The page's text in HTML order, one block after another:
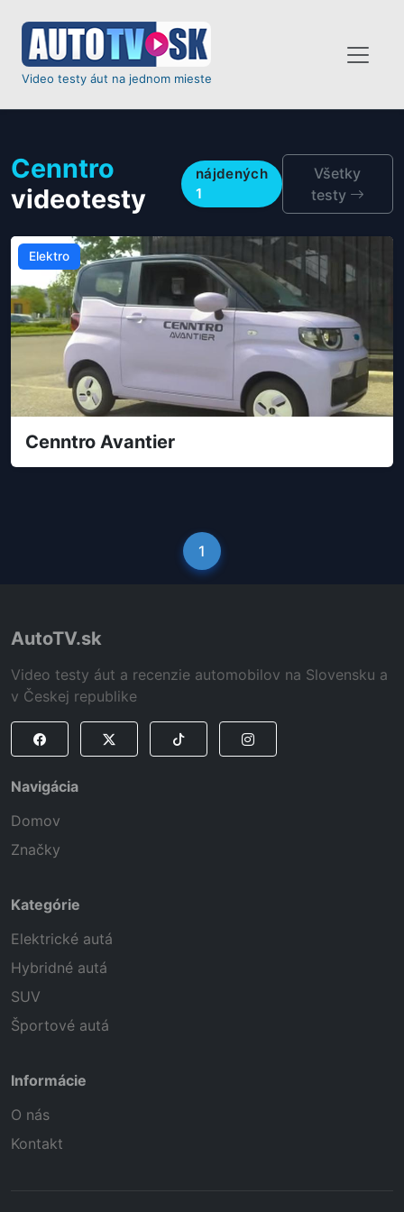
Video testy áut na jednom mieste
Cenntro
videotesty
nájdených
1
Všetky
testy
Elektro
Cenntro Avantier
1
AutoTV.sk
Video testy áut a recenzie automobilov na Slovensku a
v Českej republike
Navigácia
Domov
Značky
Kategórie
Elektrické autá
Hybridné autá
SUV
Športové autá
Informácie
O nás
Kontakt